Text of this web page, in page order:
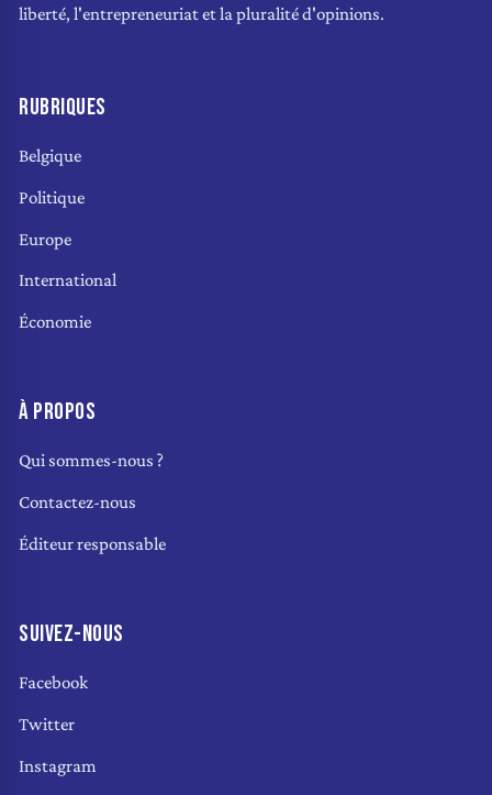
liberté, l'entrepreneuriat et la pluralité d'opinions.
RUBRIQUES
Belgique
Politique
Europe
International
Économie
À PROPOS
Qui sommes-nous ?
Contactez-nous
Éditeur responsable
SUIVEZ-NOUS
Facebook
Twitter
Instagram